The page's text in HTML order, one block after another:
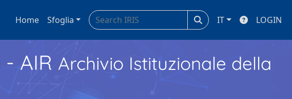
Home Sfoglia IT LOGIN
- AIR Archivio Istituzionale della